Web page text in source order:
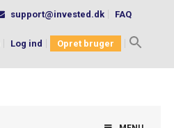
support@invested.dk FAQ
Log ind Opret bruger
Search